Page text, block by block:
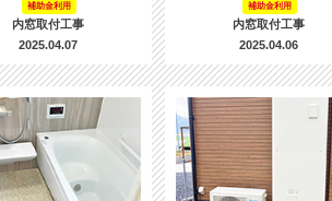
補助金利用
内窓取付工事
2025.04.07
補助金利用
内窓取付工事
2025.04.06